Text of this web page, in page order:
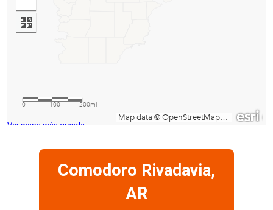
Ver mapa más grande
Comodoro Rivadavia,
AR